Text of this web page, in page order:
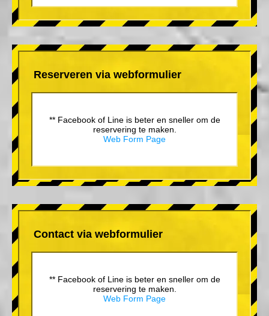
Reserveren via webformulier
** Facebook of Line is beter en sneller om de
reservering te maken.
Web Form Page
Contact via webformulier
** Facebook of Line is beter en sneller om de
reservering te maken.
Web Form Page